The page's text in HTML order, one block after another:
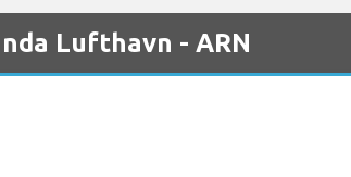
Lufthavn - ARN